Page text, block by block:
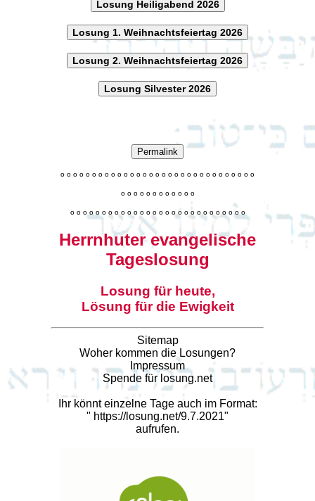
Losung Heiligabend 2026
Losung 1. Weihnachtsfeiertag 2026
Losung 2. Weihnachtsfeiertag 2026
Losung Silvester 2026
Permalink
o o o o o o o o o o o o o o o o o o o o o o o o o o o o o o o
o o o o o o o o o o o o
o o o o o o o o o o o o o o o o o o o o o o o o o o o o
Herrnhuter evangelische
Tageslosung
Losung für heute,
Lösung für die Ewigkeit
Sitemap
Woher kommen die Losungen?
Impressum
Spende für losung.net
Ihr könnt einzelne Tage auch im Format:
" https://losung.net/9.7.2021"
aufrufen.